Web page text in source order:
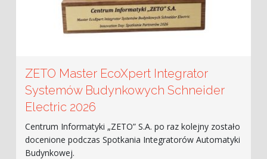
ZETO Master EcoXpert Integrator
Systemów Budynkowych Schneider
Electric 2026
Centrum Informatyki „ZETO” S.A. po raz kolejny zostało
docenione podczas Spotkania Integratorów Automatyki
Budynkowej.